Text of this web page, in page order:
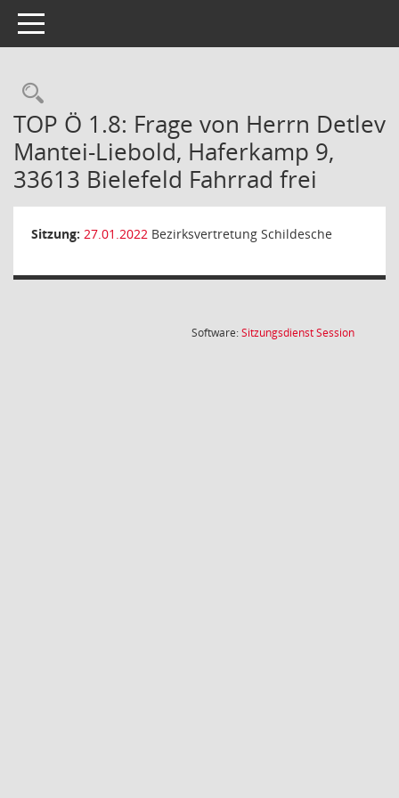
Toggle navigation
Rechercheauswahl
TOP Ö 1.8: Frage von Herrn Detlev
Mantei-Liebold, Haferkamp 9,
33613 Bielefeld Fahrrad frei
Sitzung: 27.01.2022 Bezirksvertretung Schildesche
Software:SitzungsdienstSession(Wird in